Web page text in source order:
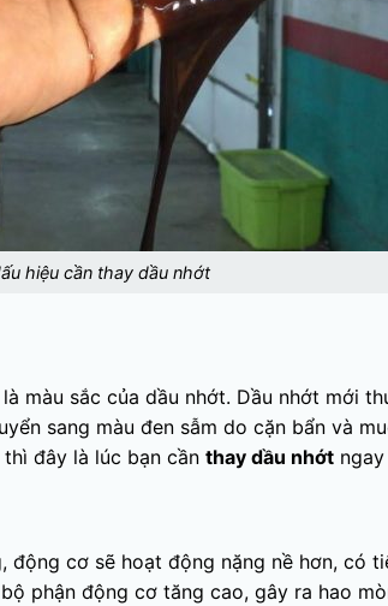
hiệu cần thay dầu nhớt
màu sắc của dầu nhớt. Dầu nhớt mới
sang màu đen sẫm do cặn bẩn và
đây là lúc bạn cần thay dầu nhớt
cơ sẽ hoạt động nặng nề hơn, có
phận động cơ tăng cao, gây ra hao